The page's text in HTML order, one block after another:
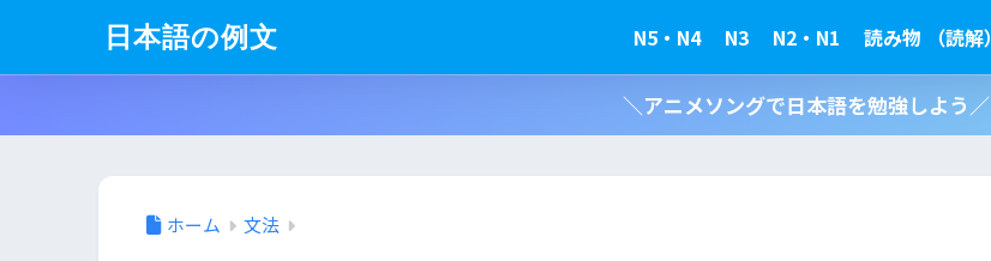
日本語の例文 N5・N4 N3 N2・N1 読み物 （読解）
＼アニメソングで日本語を勉強しよう／
ホーム 文法